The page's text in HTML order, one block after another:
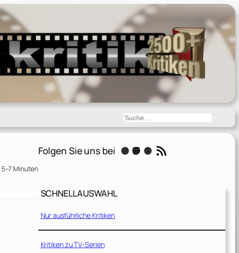
Suchen
5–7 Minuten
Folgen Sie uns bei Instagram Mastodon Threads RSS-Feed
SCHNELLAUSWAHL
Nur ausführliche Kritiken
Kritiken zu TV-Serien